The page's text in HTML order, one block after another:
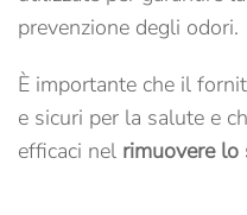
prevenzione degli odori.
È importante che il
e sicuri per la salute e
efficaci nel rimuovere lo